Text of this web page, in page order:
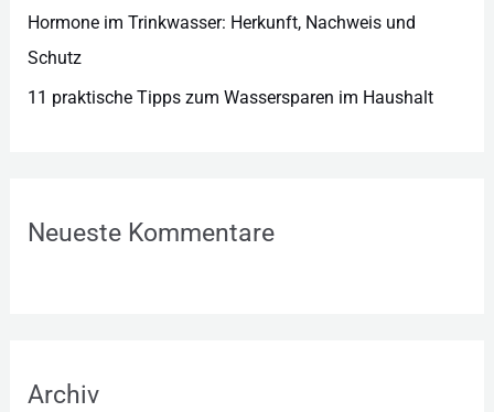
Hormone im Trinkwasser: Herkunft, Nachweis und
Schutz
11 praktische Tipps zum Wassersparen im Haushalt
Neueste Kommentare
Archiv